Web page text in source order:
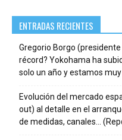
ENTRADAS RECIENTES
Gregorio Borgo
récord? Yokohama ha
solo un año y estamos muy
Evolución del mercado
out) al detalle en el
de medidas, canales…